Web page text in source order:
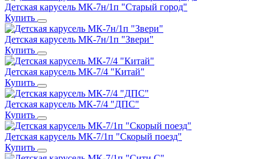
Детская карусель МК-7н/1п "Старый город"
Купить
Детская карусель МК-7н/1п "Звери"
Купить
Детская карусель МК-7/4 "Китай"
Купить
Детская карусель МК-7/4 "ДПС"
Купить
Детская карусель МК-7/1п "Скорый поезд"
Купить